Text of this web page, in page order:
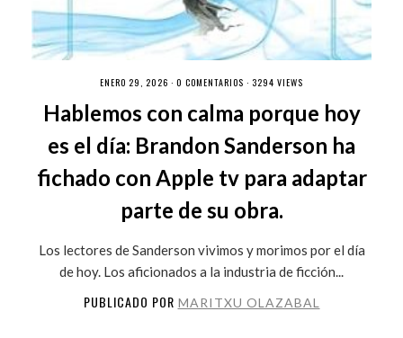
ENERO 29, 2026 · 0 COMENTARIOS · 3294 VIEWS
Hablemos con calma porque hoy
es el día: Brandon Sanderson ha
fichado con Apple tv para adaptar
parte de su obra.
Los lectores de Sanderson vivimos y morimos por el día
de hoy. Los aficionados a la industria de ficción...
PUBLICADO POR MARITXU OLAZABAL